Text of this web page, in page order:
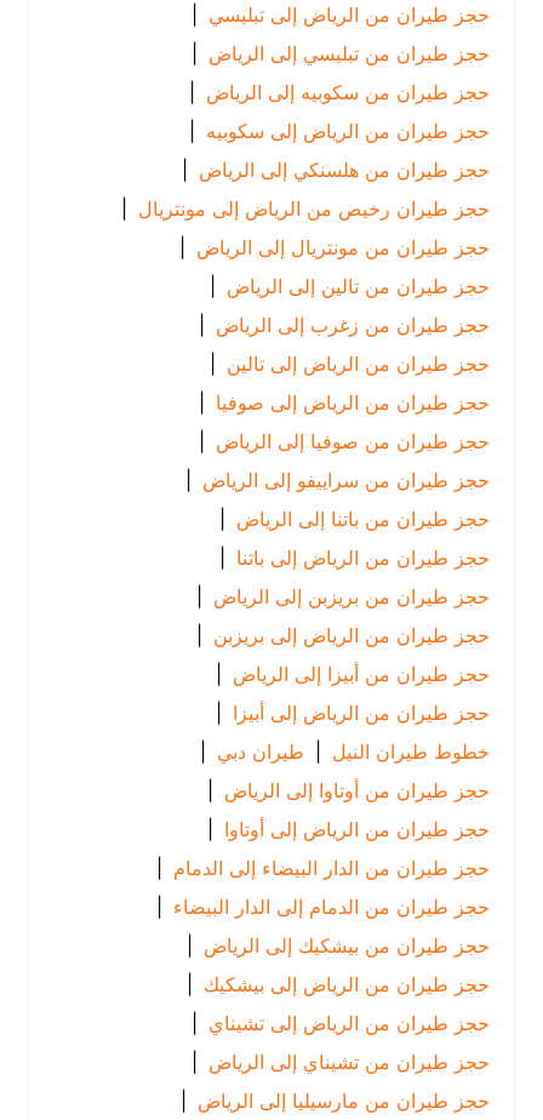
حجز طيران من الرياض إلى تبليسي |
حجز طيران من تبليسي إلى الرياض
|
حجز طيران من سكوبيه إلى الرياض
|
حجز طيران من الرياض إلى سكوبيه |
حجز طيران من هلسنكي إلى الرياض
|
حجز طيران رخيص من الرياض إلى مونتريال |
حجز طيران من مونتريال إلى الرياض
|
حجز طيران من تالين إلى الرياض
|
حجز طيران من زغرب إلى الرياض
|
حجز طيران من الرياض إلى تالين
|
حجز طيران من الرياض إلى صوفيا
|
حجز طيران من صوفيا إلى الرياض
|
حجز طيران من سراييفو إلى الرياض
|
حجز طيران من باتنا إلى الرياض
|
حجز طيران من الرياض إلى باتنا |
حجز طيران من بريزبن إلى الرياض
|
حجز طيران من الرياض إلى بريزبن |
حجز طيران من أبيزا إلى الرياض
|
حجز طيران من الرياض إلى أبيزا
خطوط طيران النيل | طيران دبي |
حجز طيران من أوتاوا إلى الرياض
|
حجز طيران من الرياض إلى أوتاوا |
حجز طيران من الدار البيضاء إلى الدمام
|
حجز طيران من الدمام إلى الدار البيضاء |
حجز طيران من بيشكيك إلى الرياض
|
حجز طيران من الرياض إلى بيشكيك |
حجز طيران من الرياض إلى تشيناي |
حجز طيران من تشيناي إلى الرياض
|
حجز طيران من مارسيليا إلى الرياض
|